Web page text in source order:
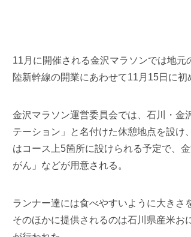
11月に開催される金沢マラソンでは地
陸新幹線の開業にあわせて11月15日に
金沢マラソン運営委員会では、石川・金
テーション」と名付けた休憩地点を設け
はコース上5箇所に設けられる予定で、
がん」などが用意される。
ランナー達には食べやすいように大きさ
そのほかに提供されるのは石川県産米お